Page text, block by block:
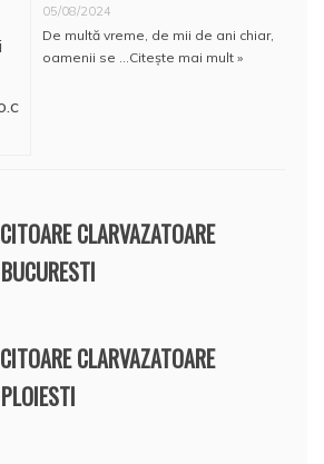
05/08/2024
De multă vreme, de mii de ani chiar,
oamenii se … Citește mai mult »
CLARVAZATOARE
CLARVAZATOARE